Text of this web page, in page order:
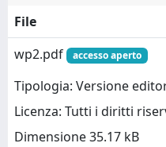
File
wp2.pdf
accesso aperto
Tipologia: Versione
Licenza: Tutti i diritti
Dimensione 35.17 kB